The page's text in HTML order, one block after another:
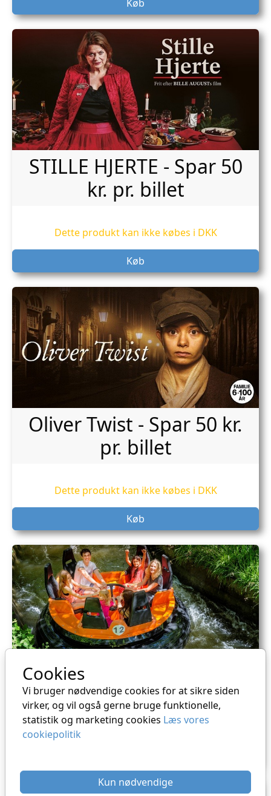
Cookies
Vi bruger nødvendige cookies for at sikre siden
virker, og vil også gerne bruge funktionelle,
statistik og marketing cookies Læs vores
cookiepolitik
Kun nødvendige
Køb
STILLE HJERTE - Spar 50
kr. pr. billet
Dette produkt kan ikke købes i DKK
Køb
Oliver Twist - Spar 50 kr.
pr. billet
Dette produkt kan ikke købes i DKK
Køb
BonBon-Land - Spar 20%
Dette produkt kan ikke købes i DKK